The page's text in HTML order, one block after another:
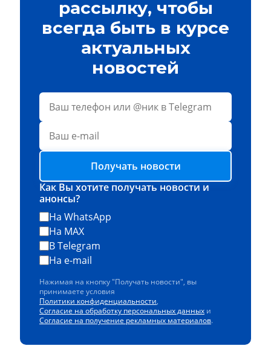
рассылку, чтобы
всегда быть в курсе
актуальных
новостей
Получать новости
Как Вы хотите получать новости и
анонсы?
На WhatsApp
На MAX
В Telegram
На e-mail
Нажимая на кнопку "Получать новости", вы
принимаете условия
Политики конфиденциальности,
Согласие на обработку персональных данных и
Согласие на получение рекламных материалов.